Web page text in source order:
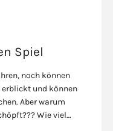
Spiel
noch können
erblickt und können
Aber warum
Wie viel…